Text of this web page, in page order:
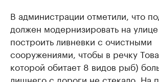
В администрации отметили, что
должен модернизировать на
построить ливневки с очистными
сооружениями, чтобы в речку
которой обитает 8 видов рыб)
лишнего с дороги не стекало. На